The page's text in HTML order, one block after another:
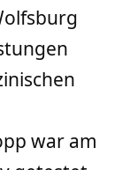
war am